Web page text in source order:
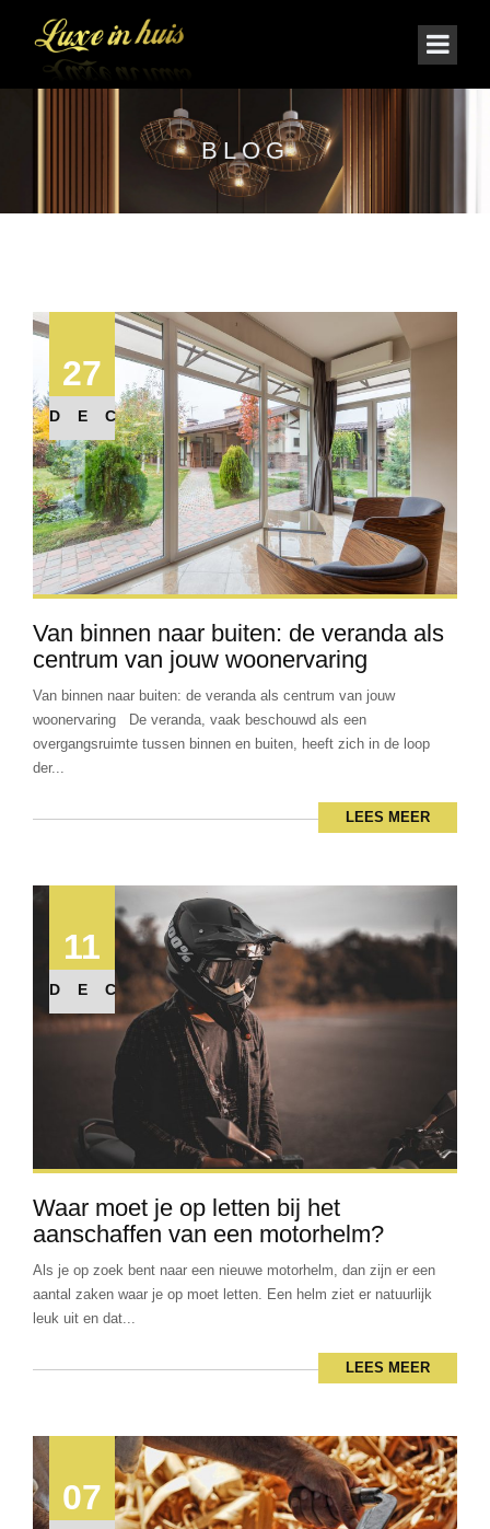
BLOG
27
DEC
Van binnen naar buiten: de veranda als
centrum van jouw woonervaring
Van binnen naar buiten: de veranda als centrum van jouw
woonervaring De veranda, vaak beschouwd als een
overgangsruimte tussen binnen en buiten, heeft zich in de loop
der...
LEES MEER
11
DEC
Waar moet je op letten bij het
aanschaffen van een motorhelm?
Als je op zoek bent naar een nieuwe motorhelm, dan zijn er een
aantal zaken waar je op moet letten. Een helm ziet er natuurlijk
leuk uit en dat...
LEES MEER
07